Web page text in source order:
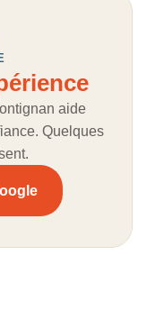
aide
Quelques